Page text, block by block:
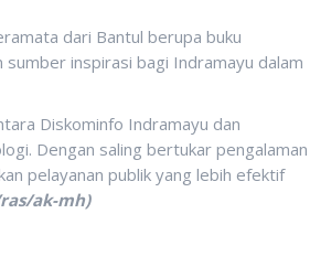
dari Bantul berupa buku
inspirasi bagi Indramayu dalam
Diskominfo Indramayu dan
Dengan saling bertukar pengalaman
pelayanan publik yang lebih efektif
ak-mh)